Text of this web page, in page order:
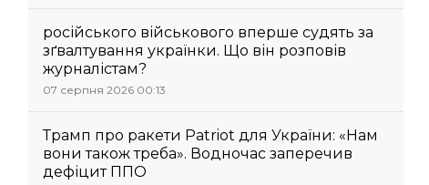
російського військового вперше судять за
зґвалтування українки. Що він розповів
журналістам?
07 серпня 2026 00:13
Трамп про ракети Patriot для України: «Нам
вони також треба». Водночас заперечив
дефіцит ППО